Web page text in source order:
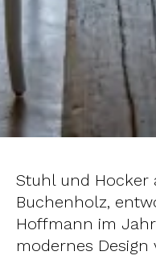
Stuhl und Hocker
Buchenholz,
Hoffmann im
modernes Design